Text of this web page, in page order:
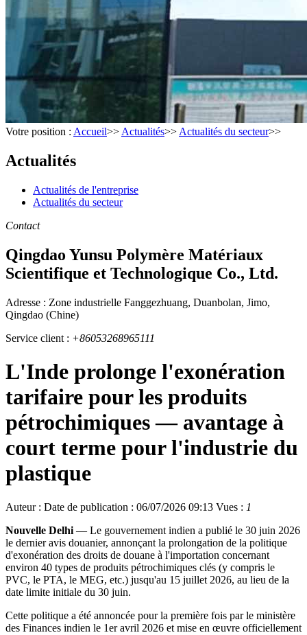
Votre position : Accueil>> Actualités>> Actualités du secteur>>
Actualités
Actualités de l'entreprise
Actualités du secteur
Contact
Qingdao Yunsu Polymère Matériaux
Scientifique et Technologique Co., Ltd.
Adresse : Zone industrielle Fanggezhuang, Duanbolan, Jimo,
Qingdao (Chine)
Service client : +86053268965111
L'Inde prolonge l'exonération
tarifaire pour les produits
pétrochimiques — avantage à
court terme pour l'industrie du
plastique
Auteur : Date de publication : 06/07/2026 09:13 Vues : 1
Nouvelle Delhi — Le gouvernement indien a publié le 30 juin 2026
le dernier avis douanier, annonçant la prolongation de la politique
d'exonération des droits de douane à l'importation concernant
environ 40 types de produits pétrochimiques clés (y compris le
PVC, le PTA, le MEG, etc.) jusqu'au 15 juillet 2026, au lieu de la
date limite initiale du 30 juin.
Cette politique a été annoncée pour la première fois par le ministère
des Finances indien le 1er avril 2026 et mise en œuvre officiellement